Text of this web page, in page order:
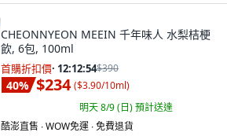
CHEONNYEON MEEIN 千年味人 水梨桔梗
飲, 6包, 100ml
首購折扣價· 12:12:53$390
40% $234 ($3.90/10ml)
明天 8/9 (日)預計送達
酷澎直售 ∙ WOW免運 ∙ 免費退貨